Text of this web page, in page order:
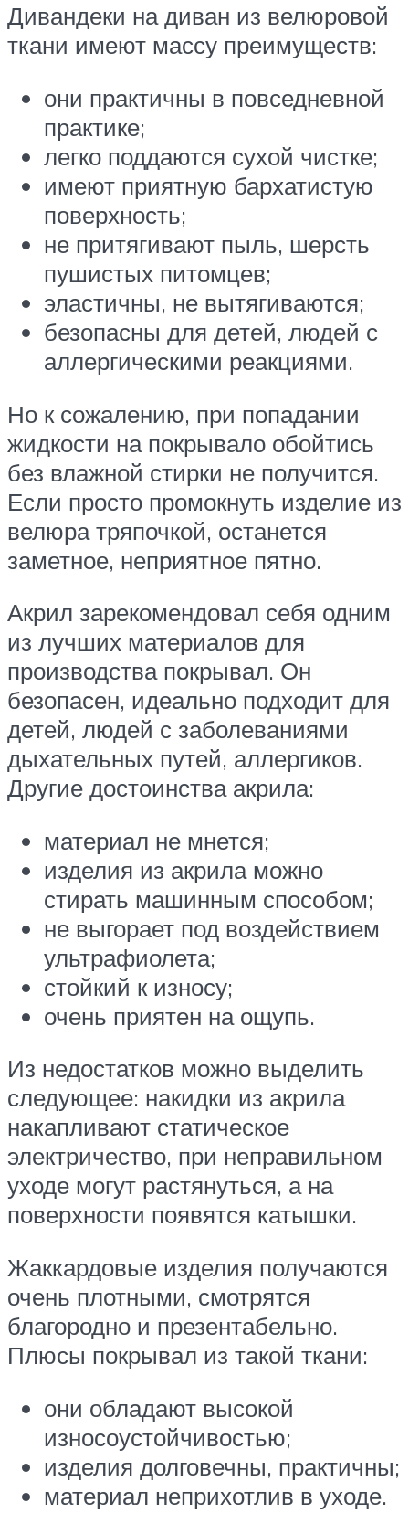
Дивандеки на диван из велюровой
ткани имеют массу преимуществ:
они практичны в повседневной
практике;
легко поддаются сухой чистке;
имеют приятную бархатистую
поверхность;
не притягивают пыль, шерсть
пушистых питомцев;
эластичны, не вытягиваются;
безопасны для детей, людей с
аллергическими реакциями.
Но к сожалению, при попадании
жидкости на покрывало обойтись
без влажной стирки не получится.
Если просто промокнуть изделие из
велюра тряпочкой, останется
заметное, неприятное пятно.
Акрил зарекомендовал себя одним
из лучших материалов для
производства покрывал. Он
безопасен, идеально подходит для
детей, людей с заболеваниями
дыхательных путей, аллергиков.
Другие достоинства акрила:
материал не мнется;
изделия из акрила можно
стирать машинным способом;
не выгорает под воздействием
ультрафиолета;
стойкий к износу;
очень приятен на ощупь.
Из недостатков можно выделить
следующее: накидки из акрила
накапливают статическое
электричество, при неправильном
уходе могут растянуться, а на
поверхности появятся катышки.
Жаккардовые изделия получаются
очень плотными, смотрятся
благородно и презентабельно.
Плюсы покрывал из такой ткани:
они обладают высокой
износоустойчивостью;
изделия долговечны, практичны;
материал неприхотлив в уходе.